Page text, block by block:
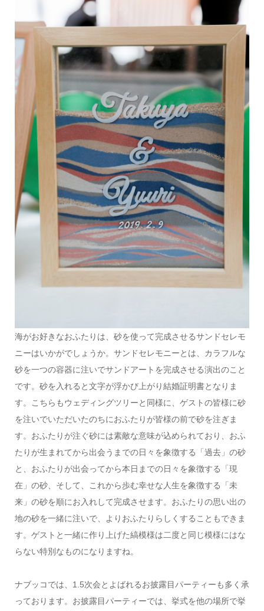
海がお好きなおふたりは、砂を使って完成させるサンドセレモ
ニーはいかがでしょうか。サンドセレモニーとは、カラフルな
砂を一つの容器に注いでサンドアートを完成させる演出のこと
です。砂を入れると文字が浮かび上がり結婚証明書となりま
す。こちらもウェディングツリーと同様に、ゲストの皆様に砂
を注いでいただいたのちにおふたりが皆様の前で砂を注ぎま
す。おふたりが注ぐ砂には素敵な意味が込められており、おふ
たりが生まれてから出会うまでの日々を象徴する「過去」の砂
と、おふたりが出会ってから本日までの日々を象徴する「現
在」の砂、そして、これから歩む幸せな人生を象徴する「未
来」の砂を順にお入れして完成させます。おふたりの思い出の
地の砂を一緒に注いで、よりおふたりらしくすることもできま
す。ゲストと一緒に作り上げた縞模様は二度と同じ模様にはな
らない特別なものになりますね。
ナブッコでは、1.5次会とよばれるお披露目パーティーも多く承
っております。お披露目パーティーでは、挙式を他の場所で挙